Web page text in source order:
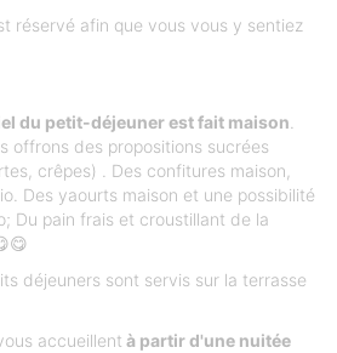
réservé afin que vous vous y sentiez
du petit-déjeuner est fait maison
offrons des propositions sucrées
crêpes) . Des confitures maison,
Des yaourts maison et une possibilité
Du pain frais et croustillant de la
déjeuners sont servis sur la terrasse
accueillent à partir d'une nuitée